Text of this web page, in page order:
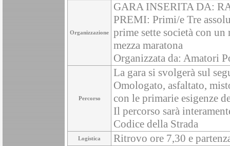
Organizzazione
GARA INSERITA DA:
PREMI: Primi/e Tre
prime sette società con
mezza maratona
Organizzata da: Amatori
Percorso
La gara si svolgerà sul
Omologato, asfaltato,
con le primarie esigenze
Il percorso sarà
Codice della Strada
Logistica Ritrovo ore 7,30 e